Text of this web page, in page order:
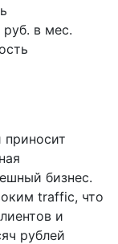
в мес.
приносит
бизнес.
traffic, что
и
рублей